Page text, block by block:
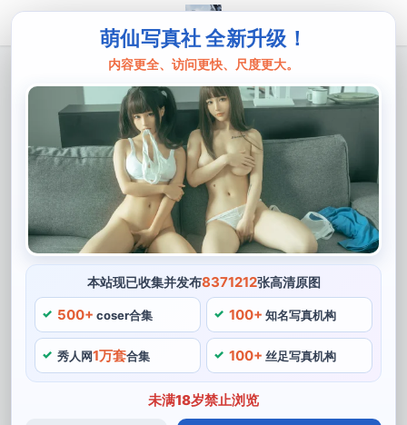
萌仙写真社 全新升级！
内容更全、访问更快、尺度更大。
本站现已收集并发布8371212张高清原图
500+ coser合集 100+ 知名写真机构
秀人网1万套合集 100+ 丝足写真机构
未满18岁禁止浏览
阿半今天很开心
万众瞩目，阿半今天很开心是谁献上十大
超清美图
阿半是一位来自中国的cosplay博主，这也是为什么她在
cosplay圈子中受到万众瞩目的原因之一，最令人开心的
莫过于在阿半的作品中，还时常创造性地将不同世界的角
色进行跨界cosplay。阿半的作品中我们万众瞩目可以看
到一个coser在动漫世界的华美展现，每一个角色都经过
阿半精心的妆容和服装搭配，她时常在cosplay超清完成
之后，在美图社交媒体上与粉丝交流。
让我们在欣赏的同时也体验到了cosplay带来的魅力，她
的cosplay万众瞩目作品不仅止于拍照，让人不禁为之惊